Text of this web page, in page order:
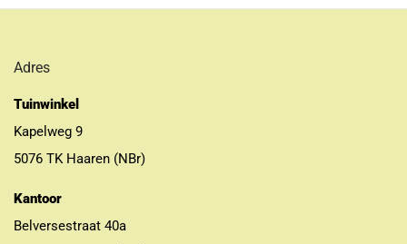
Adres
Tuinwinkel
Kapelweg 9
5076 TK Haaren (NBr)
Kantoor
Belversestraat 40a